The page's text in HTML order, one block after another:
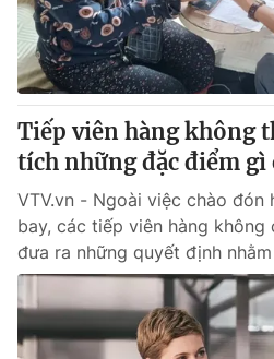
Tiếp viên hàng không
tích những đặc điểm gì
VTV.vn - Ngoài việc chào đón
bay, các tiếp viên hàng không
đưa ra những quyết định